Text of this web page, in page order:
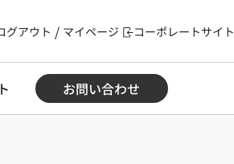
グアウト マイページ コーポレートサイト
お問い合わせ